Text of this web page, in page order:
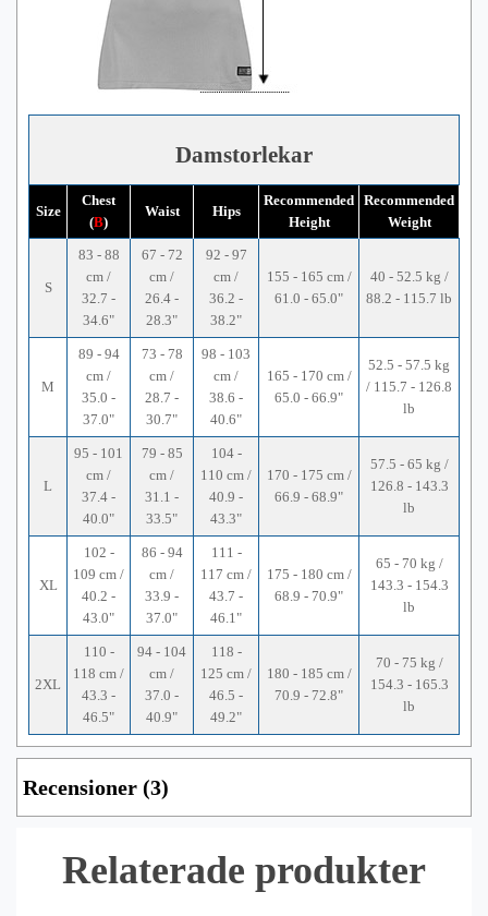
Damstorlekar
Size
Chest
(B)
Waist Hips
Recommended
Height
Recommended
Weight
S
83 - 88
cm /
32.7 -
34.6"
67 - 72
cm /
26.4 -
28.3"
92 - 97
cm /
36.2 -
38.2"
155 - 165 cm /
61.0 - 65.0"
40 - 52.5 kg /
88.2 - 115.7 lb
M
89 - 94
cm /
35.0 -
37.0"
73 - 78
cm /
28.7 -
30.7"
98 - 103
cm /
38.6 -
40.6"
165 - 170 cm /
65.0 - 66.9"
52.5 - 57.5 kg
/ 115.7 - 126.8
lb
L
95 - 101
cm /
37.4 -
40.0"
79 - 85
cm /
31.1 -
33.5"
104 -
110 cm /
40.9 -
43.3"
170 - 175 cm /
66.9 - 68.9"
57.5 - 65 kg /
126.8 - 143.3
lb
XL
102 -
109 cm /
40.2 -
43.0"
86 - 94
cm /
33.9 -
37.0"
111 -
117 cm /
43.7 -
46.1"
175 - 180 cm /
68.9 - 70.9"
65 - 70 kg /
143.3 - 154.3
lb
2XL
110 -
118 cm /
43.3 -
46.5"
94 - 104
cm /
37.0 -
40.9"
118 -
125 cm /
46.5 -
49.2"
180 - 185 cm /
70.9 - 72.8"
70 - 75 kg /
154.3 - 165.3
lb
Recensioner (3)
Relaterade produkter